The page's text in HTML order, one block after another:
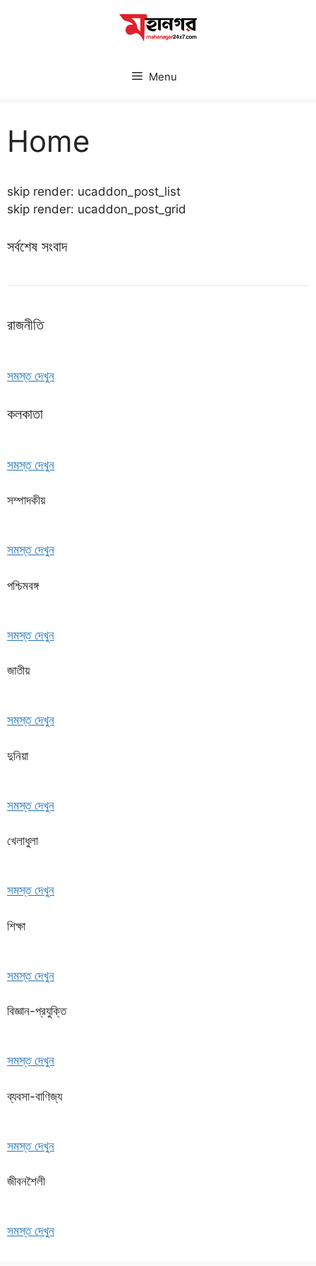
Menu
Home
skip render: ucaddon_post_list
skip render: ucaddon_post_grid
সর্বশেষ সংবাদ
রাজনীতি
সমস্ত দেখুন
কলকাতা
সমস্ত দেখুন
সম্পাদকীয়
সমস্ত দেখুন
পশ্চিমবঙ্গ
সমস্ত দেখুন
জাতীয়
সমস্ত দেখুন
দুনিয়া
সমস্ত দেখুন
খেলাধুলা
সমস্ত দেখুন
শিক্ষা
সমস্ত দেখুন
বিজ্ঞান-প্রযুক্তি
সমস্ত দেখুন
ব্যবসা-বাণিজ্য
সমস্ত দেখুন
জীবনশৈলী
সমস্ত দেখুন